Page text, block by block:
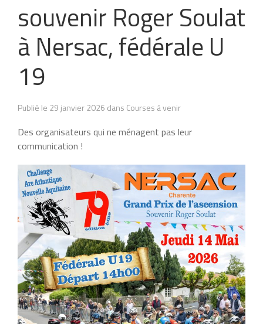
souvenir Roger Soulat
à Nersac, fédérale U
19
Publié le 29 janvier 2026 dans Courses à venir
Des organisateurs qui ne ménagent pas leur
communication !